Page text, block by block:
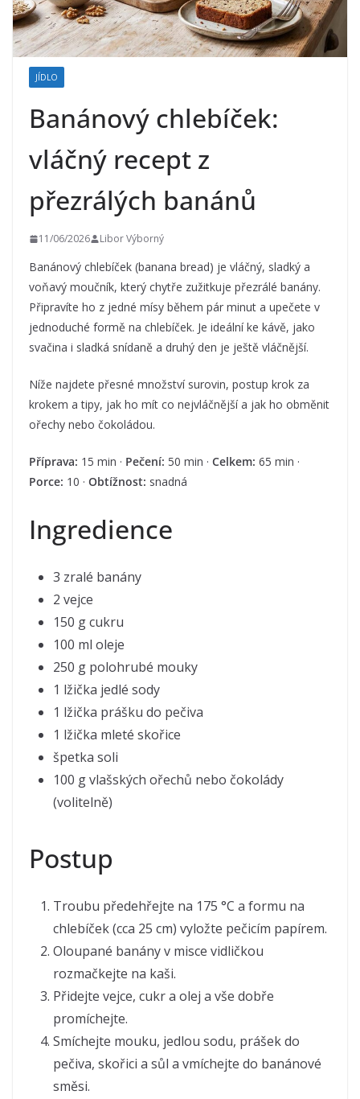
JÍDLO
Banánový chlebíček:
vláčný recept z
přezrálých banánů
11/06/2026 Libor Výborný
Banánový chlebíček (banana bread) je vláčný, sladký a
voňavý moučník, který chytře zužitkuje přezrálé banány.
Připravíte ho z jedné mísy během pár minut a upečete v
jednoduché formě na chlebíček. Je ideální ke kávě, jako
svačina i sladká snídaně a druhý den je ještě vláčnější.
Níže najdete přesné množství surovin, postup krok za
krokem a tipy, jak ho mít co nejvláčnější a jak ho obměnit
ořechy nebo čokoládou.
Příprava: 15 min · Pečení: 50 min · Celkem: 65 min ·
Porce: 10 · Obtížnost: snadná
Ingredience
3 zralé banány
2 vejce
150 g cukru
100 ml oleje
250 g polohrubé mouky
1 lžička jedlé sody
1 lžička prášku do pečiva
1 lžička mleté skořice
špetka soli
100 g vlašských ořechů nebo čokolády
(volitelně)
Postup
Troubu předehřejte na 175 °C a formu na
chlebíček (cca 25 cm) vyložte pečicím papírem.
Oloupané banány v misce vidličkou
rozmačkejte na kaši.
Přidejte vejce, cukr a olej a vše dobře
promíchejte.
Smíchejte mouku, jedlou sodu, prášek do
pečiva, skořici a sůl a vmíchejte do banánové
směsi.